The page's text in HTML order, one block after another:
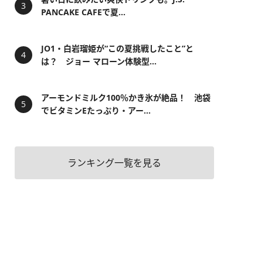
PANCAKE CAFEで夏...
JO1・白岩瑠姫が“この夏挑戦したこと”と
は？ ジョー マローン体験型...
アーモンドミルク100％かき氷が絶品！ 池袋
でビタミンEたっぷり・アー...
ランキング一覧を見る